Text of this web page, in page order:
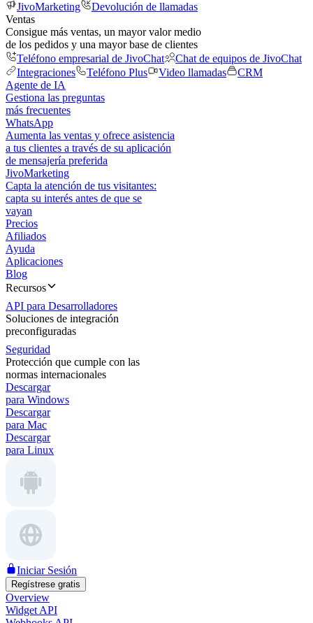
JivoMarketing
Devolución de llamadas
Ventas
Consigue más ventas, un mayor valor medio
de los pedidos y una mayor base de clientes
Teléfono empresarial de JivoChat
Chat de equipos de JivoChat
Integraciones
Teléfono Plus Video llamadas
CRM
Agente de IA
Gestiona las preguntas
más frecuentes
WhatsApp
Aumenta las ventas y ofrece asistencia
a tus clientes a través de su aplicación
de mensajería preferida
JivoMarketing
Capta la atención de tus visitantes:
capta su interés antes de que se
vayan
Precios
Afiliados
Ayuda
Aplicaciones
Blog
Recursos
API para Desarrolladores
Soluciones de integración
preconfiguradas
Seguridad
Protección que cumple con las
normas internacionales
Descargar
para Windows
Descargar
para Mac
Descargar
para Linux
Iniciar Sesión
Regístrese gratis
Overview
Widget API